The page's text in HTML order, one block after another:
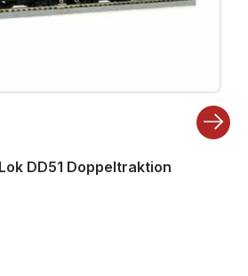
DD51 Doppeltraktion